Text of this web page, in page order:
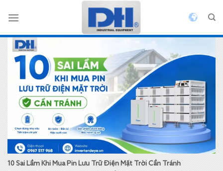
qua
dung
10 Sai Lầm Khi Mua Pin Lưu Trữ Điện Mặt Trời Cần Tránh